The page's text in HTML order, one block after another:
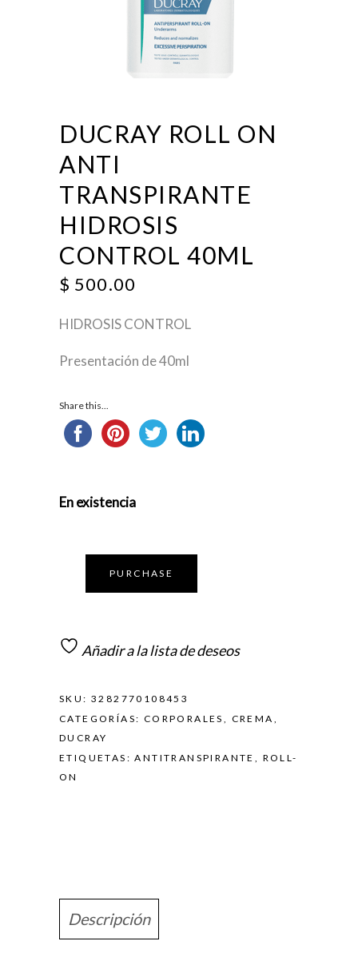
DUCRAY ROLL ON
ANTI
TRANSPIRANTE
HIDROSIS
CONTROL 40ML
$ 500.00
HIDROSIS CONTROL
Presentación de 40ml
Share this...
En existencia
PURCHASE
Añadir a la lista de deseos
SKU: 3282770108453
CATEGORÍAS: CORPORALES , CREMA ,
DUCRAY
ETIQUETAS:ANTITRANSPIRANTE , ROLL-
ON
Descripción